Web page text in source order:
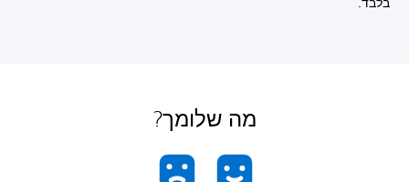
מה שלומך?